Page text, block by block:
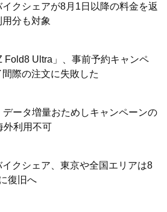
イクシェアが8月1日以降の料金を返
分も対象
Fold8 Ultra」、事前予約キャンペ
際の注文に失敗した
データ増量おためしキャンペーンの
外利用不可
イクシェア、東京や全国エリアは8
復旧へ